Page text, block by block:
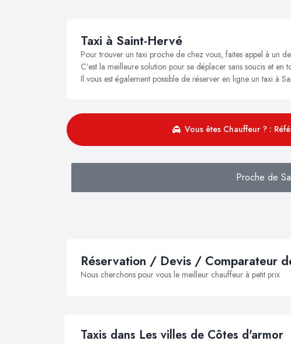
Taxi à Saint-Hervé
Pour trouver un taxi proche de chez vous, faites appel à un
C’est la meilleure solution pour se déplacer sans soucis et
Il vous est également possible de réserver en ligne un taxi à
Vous êtes Chauffeur ? :
Proche de
Réservation / Devis / Comparateur
Nous cherchons pour vous le meilleur chauffeur à petit prix
Taxis dans Les villes de Côtes d'armor